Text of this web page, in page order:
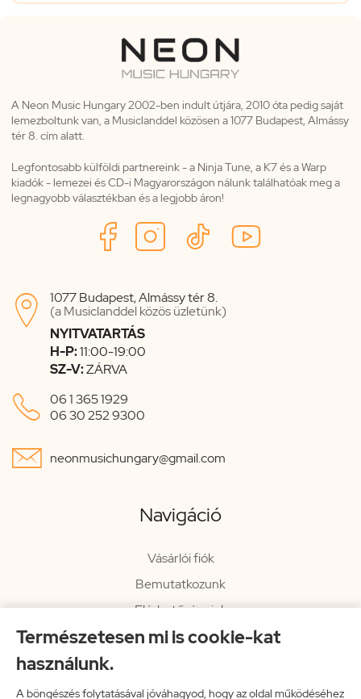
Természetesen mi is cookie-kat
használunk.
A böngészés folytatásával jóváhagyod, hogy az oldal működéséhez
A Neon Music Hungary 2002-ben indult útjára, 2010 óta pedig saját
lemezboltunk van, a Musiclanddel közösen a 1077 Budapest, Almássy
tér 8. cím alatt.
Legfontosabb külföldi partnereink - a Ninja Tune, a K7 és a Warp
kiadók - lemezei és CD-i Magyarországon nálunk találhatóak meg a
legnagyobb választékban és a legjobb áron!

1077 Budapest, Almássy tér 8.
(a Musiclanddel közös üzletünk)
NYITVATARTÁS
H-P:11:00-19:00
SZ-V:ZÁRVA
 06 1 365 1929
06 30 252 9300
 neonmusichungary@gmail.com
Navigáció
Vásárlói fiók
Bemutatkozunk
Elérhetőségeink
Hírlevél
Impresszum